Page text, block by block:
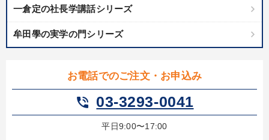
一倉定の社長学講話シリーズ
牟田學の実学の門シリーズ
お電話でのご注文・お申込み
phone_in_talk 03-3293-0041
平日9:00〜17:00